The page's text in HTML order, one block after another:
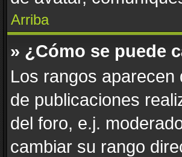
Arriba
» ¿Cómo se puede
Los rangos aparecen
de publicaciones
del foro, e.j.
cambiar su rango